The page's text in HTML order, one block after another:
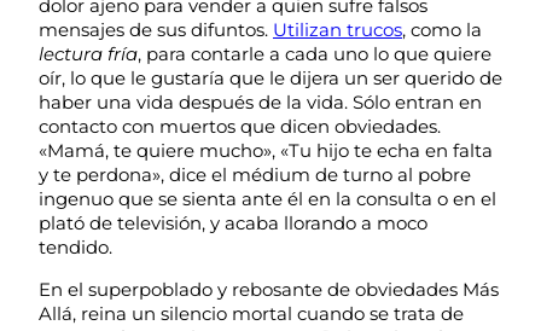
dolor ajeno para vender a quien sufre falsos
mensajes de sus difuntos. Utilizan trucos, como la
lectura fría, para contarle a cada uno lo que quiere
oír, lo que le gustaría que le dijera un ser querido de
haber una vida después de la vida. Sólo entran en
contacto con muertos que dicen obviedades.
«Mamá, te quiere mucho», «Tu hijo te echa en falta
y te perdona», dice el médium de turno al pobre
ingenuo que se sienta ante él en la consulta o en el
plató de televisión, y acaba llorando a moco
tendido.
En el superpoblado y rebosante de obviedades Más
Allá, reina un silencio mortal cuando se trata de